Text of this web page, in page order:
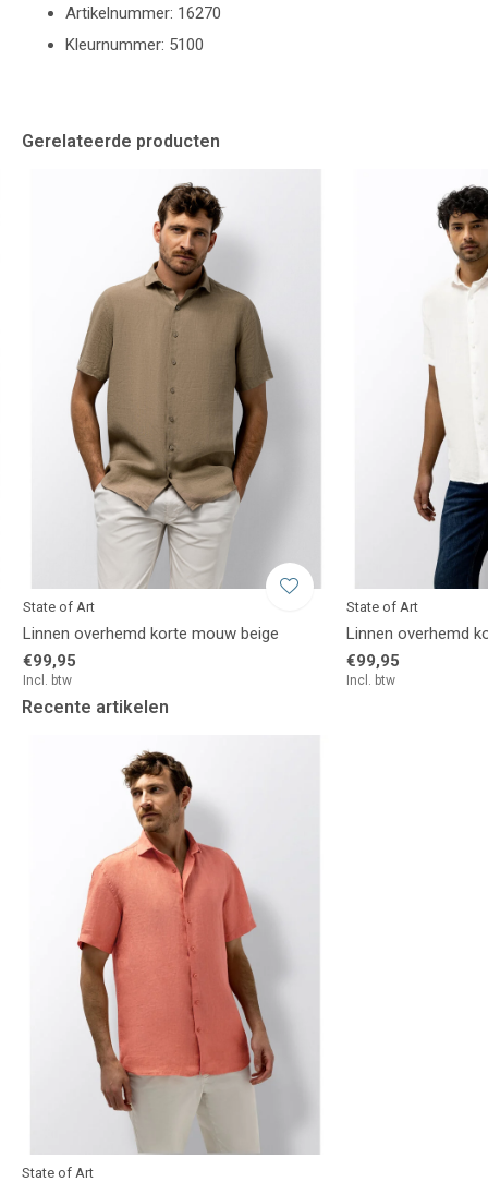
Artikelnummer: 16270
Kleurnummer: 5100
Gerelateerde producten
State of Art
Linnen overhemd korte mouw beige
€99,95
Incl. btw
State of Art
Linnen overhemd
€99,95
Incl. btw
Recente artikelen
State of Art